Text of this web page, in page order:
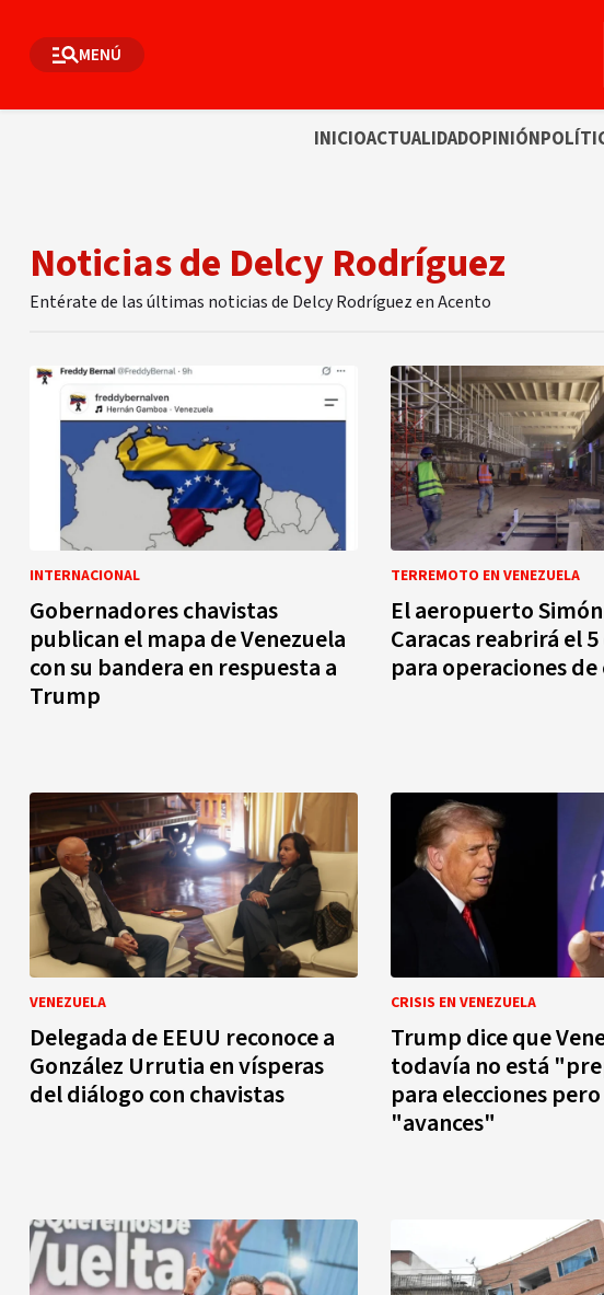
MENÚ
INICIOACTUALIDADOPINIÓN
Noticias de Delcy Rodríguez
Entérate de las últimas noticias de Delcy Rodríguez en Acento
INTERNACIONAL
Gobernadores chavistas
publican el mapa de Venezuela
con su bandera en respuesta a
Trump
TERREMOTO EN VENEZUELA
El aeropuerto
Caracas reabrirá el
para operaciones
VENEZUELA
Delegada de EEUU reconoce a
González Urrutia en vísperas
del diálogo con chavistas
CRISIS EN VENEZUELA
Trump dice que
todavía no está
para elecciones
"avances"